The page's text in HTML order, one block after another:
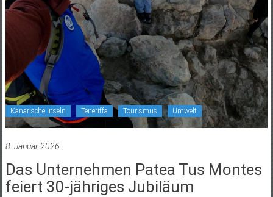
Kanarische Inseln Teneriffa Tourismus Umwelt
8. Januar 2026
Das Unternehmen Patea Tus Montes
feiert 30-jähriges Jubiläum